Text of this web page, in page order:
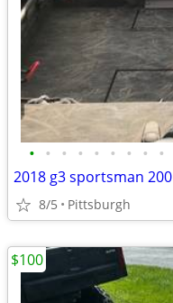
• • • • • • • • •
2018 g3 sportsman 200
8/5 Pittsburgh
$100